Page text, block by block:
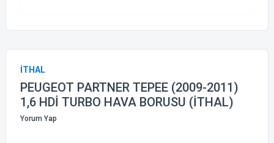
İTHAL
PEUGEOT PARTNER TEPEE (2009-2011)
1,6 HDİ TURBO HAVA BORUSU (İTHAL)
Yorum Yap